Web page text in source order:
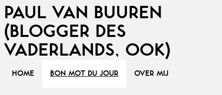
PAUL VAN BUUREN
(BLOGGER DES
VADERLANDS, OOK)
HOME BON MOT DU JOUR OVER MIJ